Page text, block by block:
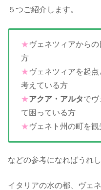
５つご紹介します。
★ヴェネツィアから
方
★ヴェネツィアを起
考えている方
★アクア・アルタでヴ
て困っている方
★ヴェネト州の町を
などの参考になればうれし
イタリアの水の都、ヴェネ